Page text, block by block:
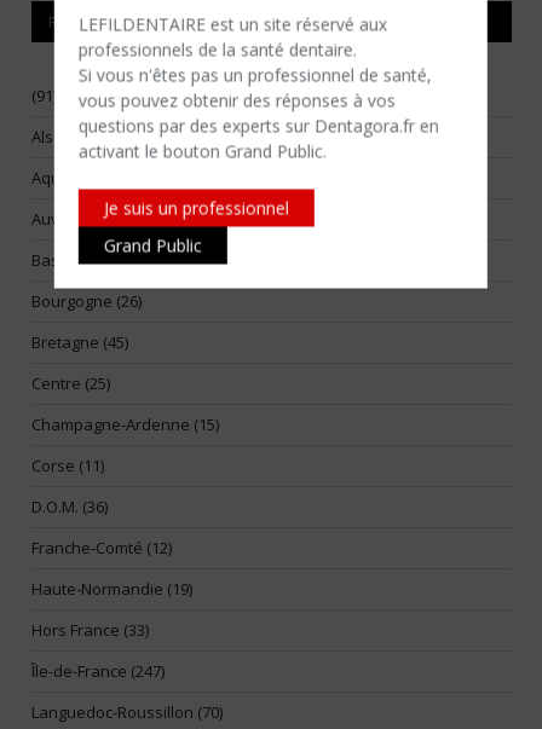
LEFILDENTAIRE est un site réservé aux
professionnels de la santé dentaire.
Si vous n'êtes​ pas un professionnel de santé,
vous pouvez obtenir des réponses à vos
questions par des experts sur Dentagora.fr en
activant le bouton Grand Public.
Je suis un professionnel
Grand Public
RÉGIONS
(91)
Alsace (17)
Aquitaine (55)
Auvergne (14)
Basse-Normandie (25)
Bourgogne (26)
Bretagne (45)
Centre (25)
Champagne-Ardenne (15)
Corse (11)
D.O.M. (36)
Franche-Comté (12)
Haute-Normandie (19)
Hors France (33)
Île-de-France (247)
Languedoc-Roussillon (70)